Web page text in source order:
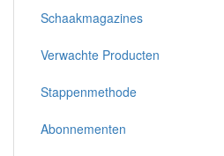
Schaakmagazines
Verwachte Producten
Stappenmethode
Abonnementen